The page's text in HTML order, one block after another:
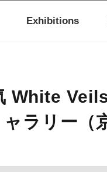
Exhibitions
White
ャラリー（